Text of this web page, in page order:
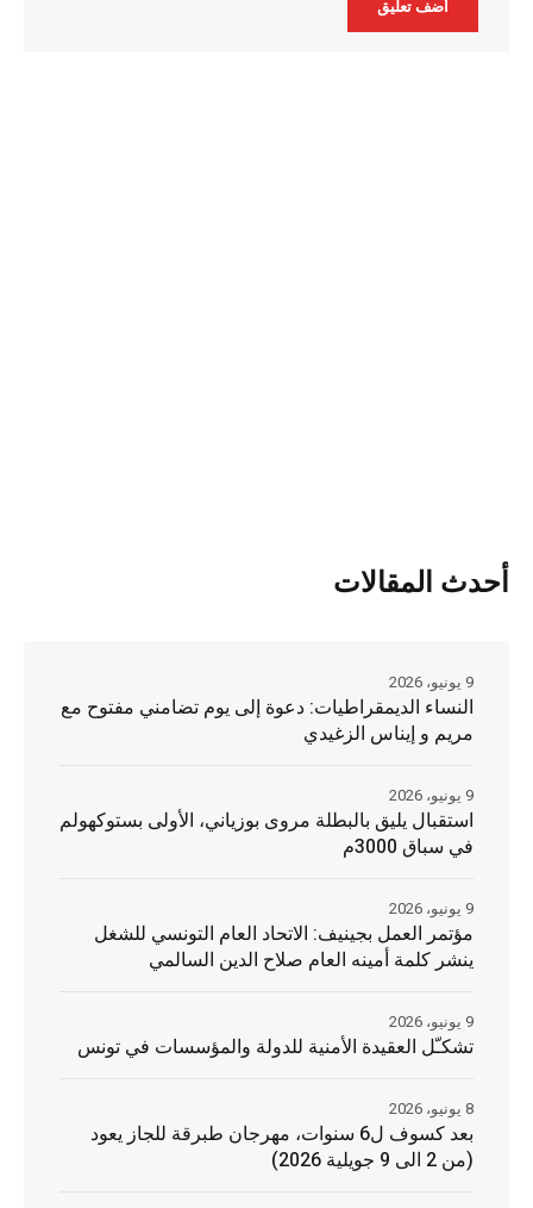
أحدث المقالات
النساء الديمقراطيات: دعوة إلى يوم تضامني مفتوح مع
مريم و إيناس الزغيدي
9 يونيو، 2026
استقبال يليق بالبطلة مروى بوزياني، الأولى بستوكهولم
في سباق 3000م
9 يونيو، 2026
مؤتمر العمل بجينيف: الاتحاد العام التونسي للشغل
ينشر كلمة أمينه العام صلاح الدين السالمي
9 يونيو، 2026
تشكـّل العقيدة الأمنية للدولة والمؤسسات في تونس
9 يونيو، 2026
بعد كسوف ل6 سنوات، مهرجان طبرقة للجاز يعود
(من 2 الى 9 جويلية 2026)
8 يونيو، 2026